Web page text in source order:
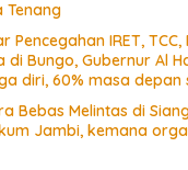
Tenang
Pencegahan IRET,
Bungo, Gubernur Al
diri, 60% masa depan
Bebas Melintas di
Jambi, kemana